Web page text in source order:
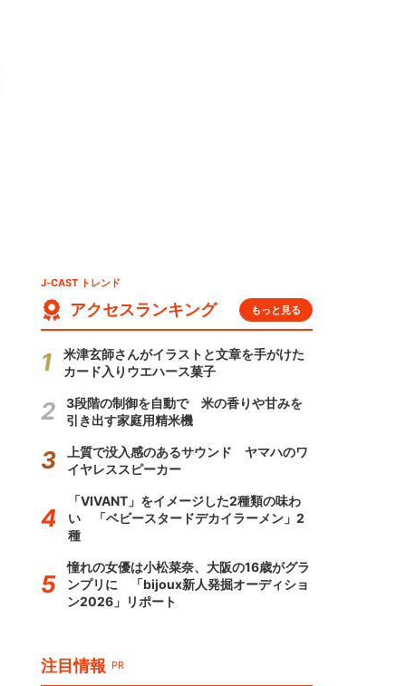
J-CAST トレンド
アクセスランキング もっと見る
米津玄師さんがイラストと文章を手がけた
カード入りウエハース菓子
3段階の制御を自動で 米の香りや甘みを
引き出す家庭用精米機
上質で没入感のあるサウンド ヤマハのワ
イヤレススピーカー
「VIVANT」をイメージした2種類の味わ
い 「ベビースタードデカイラーメン」2
種
憧れの女優は小松菜奈、大阪の16歳がグラ
ンプリに 「bijoux新人発掘オーディショ
ン2026」リポート
注目情報 PR